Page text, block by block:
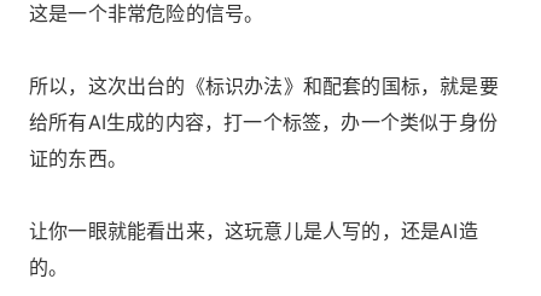
这是一个非常危险的信号。
所以，这次出台的《标识办法》和配套的国标，就是要
给所有AI生成的内容，打一个标签，办一个类似于身份
证的东西。
让你一眼就能看出来，这玩意儿是人写的，还是AI造
的。